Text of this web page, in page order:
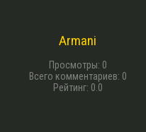
Armani
Просмотры: 0
Всего комментариев: 0
Рейтинг: 0.0